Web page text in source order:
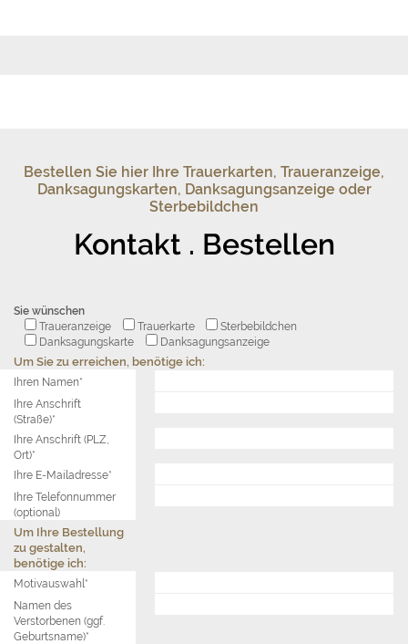
Bestellen Sie hier Ihre Trauerkarten, Traueranzeige,
Danksagungskarten, Danksagungsanzeige oder
Sterbebildchen
Kontakt . Bestellen
Sie wünschen
Traueranzeige
Trauerkarte
Sterbebildchen
Danksagungskarte
Danksagungsanzeige
Um Sie zu erreichen, benötige ich:
Ihren Namen*
Ihre Anschrift
(Straße)*
Ihre Anschrift (PLZ,
Ort)*
Ihre E-Mailadresse*
Ihre Telefonnummer
(optional)
Um Ihre Bestellung
zu gestalten,
benötige ich:
Motivauswahl*
Namen des
Verstorbenen (ggf.
Geburtsname)*